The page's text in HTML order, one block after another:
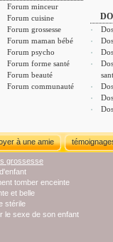
Forum minceur
Forum cuisine
Forum grossesse
Forum maman bébé
Forum psycho
Forum forme santé
Forum beauté
Forum communauté
à une amie
grossesse
tomber enceinte
et belle
stérile
le sexe de son enfant